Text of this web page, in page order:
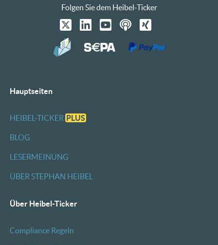
Folgen Sie dem Heibel-Ticker
Hauptseiten
HEIBEL-TICKER PLUS
BLOG
LESERMEINUNG
ÜBER STEPHAN HEIBEL
Über Heibel-Ticker
Compliance Regeln